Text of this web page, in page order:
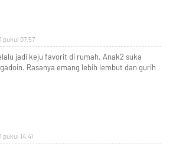
pukul 07.57
jadi keju favorit di rumah. Anak2 suka
Rasanya emang lebih lembut dan gurih
pukul 14.41